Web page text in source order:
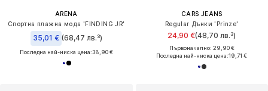
ARENA
Спортна плажна мода 'FINDING JR'
35,01 € (68,47 лв.³)
Последна най-ниска цена:38,90 €
CARS JEANS
Regular Дънки 'Prinze'
24,90 €(48,70 лв.³)
Първоначално: 29,90 €
Последна най-ниска цена:19,71 €